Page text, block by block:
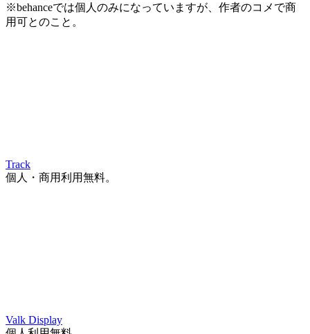
※behanceでは個人のみになっていますが、作者のコメで商
用可とのこと。
Track
個人・商用利用無料。
Valk Display